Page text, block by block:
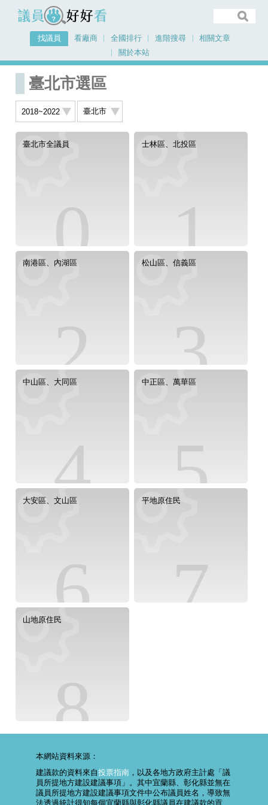
議員好好看
找議員 看廠商 全國排行 進階搜尋
相關文章
關於本站
首頁
臺北市選區
0
臺北市全議員
1
士林區、北投區
2
南港區、內湖區
3
松山區、信義區
4
中山區、大同區
5
中正區、萬華區
6
大安區、文山區
7
平地原住民
8
山地原住民
本網站資料來源：
建議款的資料來自投票指南 ，以及各地方政府主計處「議
員所提地方建設建議事項」。其中宜蘭縣、彰化縣並無在
議員所提地方建設建議事項文件中公布議員姓名，導致無
法透過統計得知每個宜蘭縣與彰化縣議員在建議款的貢